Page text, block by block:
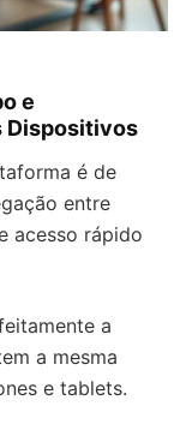
e
Dispositivos
é de
entre
acesso rápido
a
a mesma
e tablets.